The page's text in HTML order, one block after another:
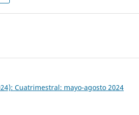
Cuatrimestral: mayo-agosto 2024